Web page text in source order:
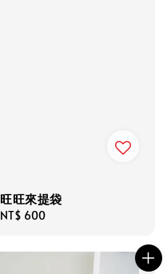
旺旺來提袋
Regular
NT$ 600